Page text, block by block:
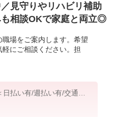
見守りやリハビリ補助
相談OKで家庭と両立◎
場をご案内します。希望
にご相談ください。担
払い有/週払い有/交通費